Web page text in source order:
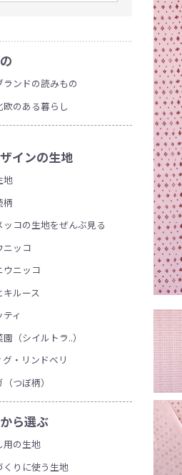
ランドの読みもの
欧のある暮らし
インの生地
地
柄
ッコの生地をぜんぶ見る
ニッコ
ウニッコ
キルース
ティ
（シイルトラ..）
グ・リンドベリ
つぼ柄）
ら選ぶ
用の生地
くりに使う生地